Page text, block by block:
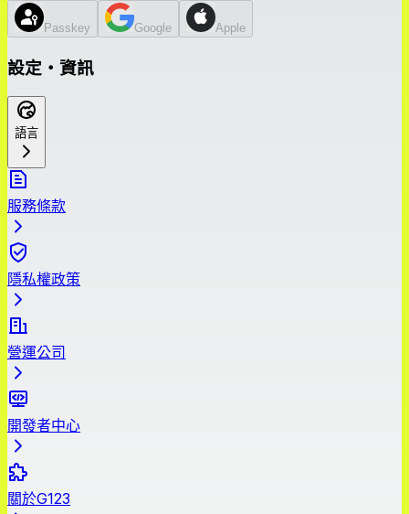
Passkey Google Apple
設定・資訊
語言
服務條款
隱私權政策
營運公司
開發者中心
關於G123